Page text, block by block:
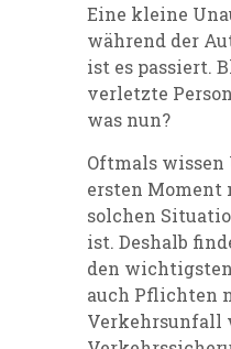
Eine kleine
während der
ist es passiert.
verletzte
was nun?
Oftmals
ersten Moment
solchen
ist. Deshalb
den
auch Pflichten
Verkehrsunfall